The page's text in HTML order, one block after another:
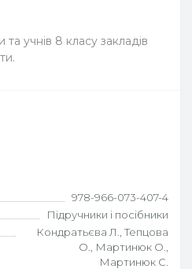
учнів 8 класу закладів
978-966-073-407-4
Підручники і посібники
Кондратьєва Л., Тепцова
О., Мартинюк О.,
Мартинюк С.